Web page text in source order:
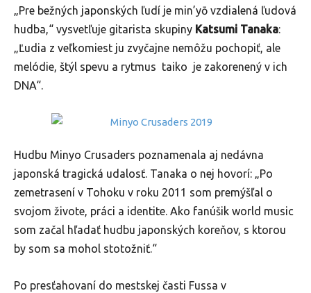
„Pre bežných japonských ľudí je min’yō vzdialená ľudová
hudba,“ vysvetľuje gitarista skupiny Katsumi Tanaka:
„Ľudia z veľkomiest ju zvyčajne nemôžu pochopiť, ale
melódie, štýl spevu a rytmus taiko je zakorenený v ich
DNA“.
Hudbu Minyo Crusaders poznamenala aj nedávna
japonská tragická udalosť. Tanaka o nej hovorí: „Po
zemetrasení v Tohoku v roku 2011 som premýšľal o
svojom živote, práci a identite. Ako fanúšik world music
som začal hľadať hudbu japonských koreňov, s ktorou
by som sa mohol stotožniť.“
Po presťahovaní do mestskej časti Fussa v